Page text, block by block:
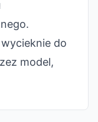
do
model,